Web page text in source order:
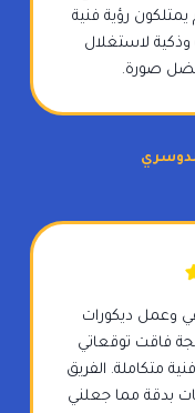
رؤية فنية
وذكية لاستغلال
صورة.
وعمل ديكورات
فاقت توقعاتي
متكاملة. الفريق
بدقة مما جعلني